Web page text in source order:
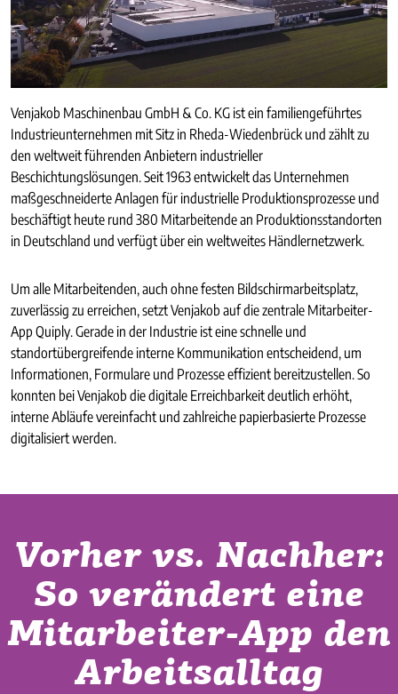
Venjakob Maschinenbau GmbH & Co. KG ist ein familiengeführtes
Industrieunternehmen mit Sitz in Rheda-Wiedenbrück und zählt zu
den weltweit führenden Anbietern industrieller
Beschichtungslösungen. Seit 1963 entwickelt das Unternehmen
maßgeschneiderte Anlagen für industrielle Produktionsprozesse und
beschäftigt heute rund 380 Mitarbeitende an Produktionsstandorten
in Deutschland und verfügt über ein weltweites Händlernetzwerk.
Um alle Mitarbeitenden, auch ohne festen Bildschirmarbeitsplatz,
zuverlässig zu erreichen, setzt Venjakob auf die zentrale Mitarbeiter-
App Quiply. Gerade in der Industrie ist eine schnelle und
standortübergreifende interne Kommunikation entscheidend, um
Informationen, Formulare und Prozesse effizient bereitzustellen. So
konnten bei Venjakob die digitale Erreichbarkeit deutlich erhöht,
interne Abläufe vereinfacht und zahlreiche papierbasierte Prozesse
digitalisiert werden.
Vorher vs. Nachher:
So verändert eine
Mitarbeiter-App den
Arbeitsalltag